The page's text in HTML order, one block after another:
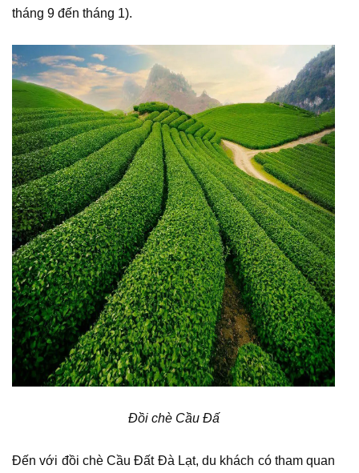
tháng 9 đến tháng 1).
Đồi chè Cầu Đấ
Đến với đồi chè Cầu Đất Đà Lạt, du khách có tham quan